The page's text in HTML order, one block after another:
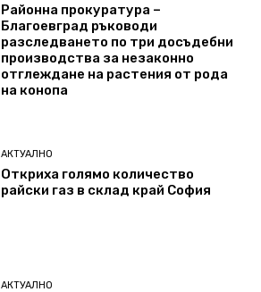
Районна прокуратура –
Благоевград ръководи
разследването по три досъдебни
производства за незаконно
отглеждане на растения от рода
на конопа
АКТУАЛНО
Откриха голямо количество
райски газ в склад край София
АКТУАЛНО